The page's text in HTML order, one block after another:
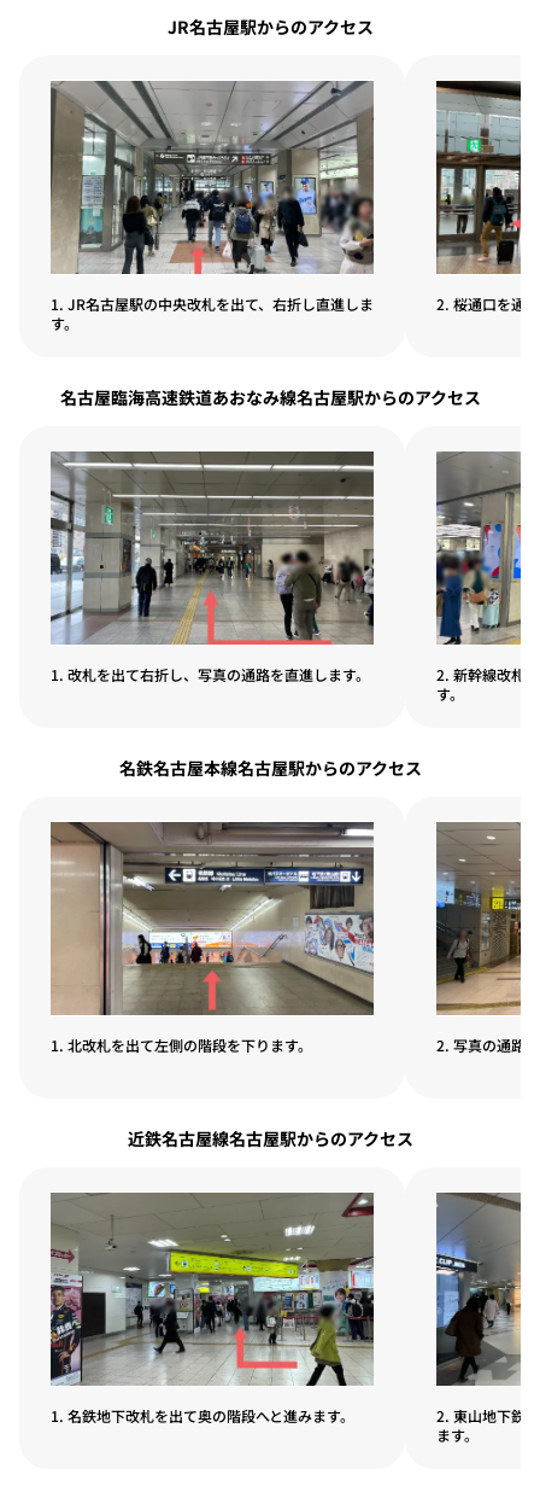
JR名古屋駅からのアクセス
1. JR名古屋駅の中央改札を出て、右折し直進しま
す。
2. 桜通口を通
名古屋臨海高速鉄道あおなみ線名古屋駅からのアクセス
1. 改札を出て右折し、写真の通路を直進します。
2. 新幹線改札
す。
名鉄名古屋本線名古屋駅からのアクセス
1. 北改札を出て左側の階段を下ります。 2. 写真の通路
近鉄名古屋線名古屋駅からのアクセス
1. 名鉄地下改札を出て奥の階段へと進みます。
2. 東山地下鉄
ます。